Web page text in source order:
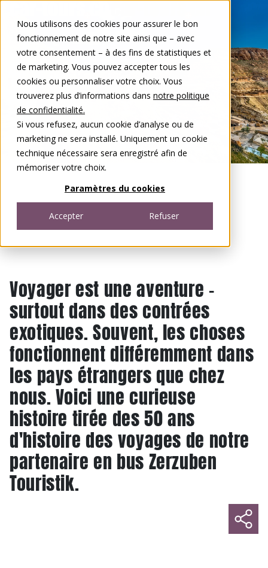
Nous utilisons des cookies pour assurer le bon
fonctionnement de notre site ainsi que – avec
votre consentement – à des fins de statistiques et
de marketing. Vous pouvez accepter tous les
cookies ou personnaliser votre choix. Vous
trouverez plus d’informations dans notre politique
de confidentialité.
Si vous refusez, aucun cookie d’analyse ou de
marketing ne sera installé. Uniquement un cookie
technique nécessaire sera enregistré afin de
mémoriser votre choix.
Paramètres du cookies
Accepter Refuser
DEFR
Open menu
Voyager est une aventure -
surtout dans des contrées
exotiques. Souvent, les choses
fonctionnent différemment dans
les pays étrangers que chez
nous. Voici une curieuse
histoire tirée des 50 ans
d'histoire des voyages de notre
partenaire en bus Zerzuben
Touristik.